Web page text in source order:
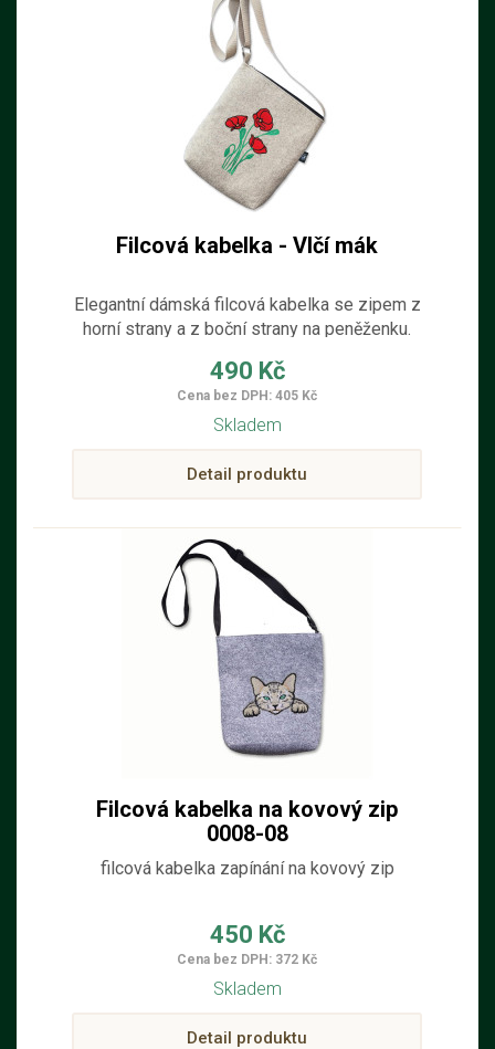
Filcová kabelka - Vlčí mák
Elegantní dámská filcová kabelka se zipem z
horní strany a z boční strany na peněženku.
vlny s dekorací vlčího máku a nastavitelným
popruhem přes rameno vhodná pro věci denní
potřeby.
490 Kč
Cena bez DPH: 405 Kč
Skladem
Detail produktu
Filcová kabelka na kovový zip
0008-08
filcová kabelka zapínání na kovový zip
450 Kč
Cena bez DPH: 372 Kč
Skladem
Detail produktu